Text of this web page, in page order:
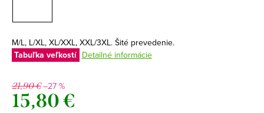
M/L, L/XL, XL/XXL, XXL/3XL. Šité prevedenie.
Tabuľka veľkostí Detailné informácie
21,90 €–27 %
15,80 €